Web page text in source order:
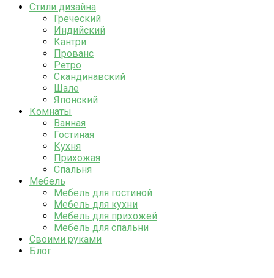
Стили дизайна
Греческий
Индийский
Кантри
Прованс
Ретро
Скандинавский
Шале
Японский
Комнаты
Ванная
Гостиная
Кухня
Прихожая
Спальня
Мебель
Мебель для гостиной
Мебель для кухни
Мебель для прихожей
Мебель для спальни
Своими руками
Блог